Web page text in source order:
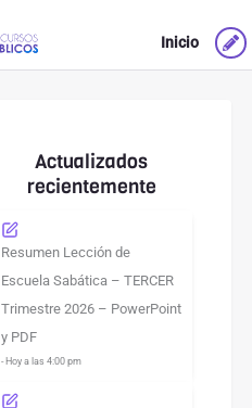
Inicio
Actualizados
recientemente
Resumen Lección de
Escuela Sabática – TERCER
Trimestre 2026 – PowerPoint
y PDF
- Hoy a las 4:00 pm